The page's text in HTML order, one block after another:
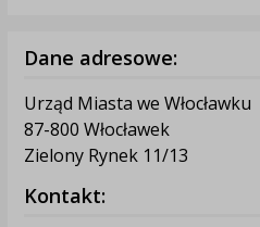
Dane adresowe:
Urząd Miasta we Włocławku
87-800 Włocławek
Zielony Rynek 11/13
Kontakt: